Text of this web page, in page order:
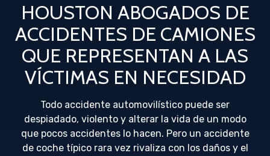
HOUSTON ABOGADOS DE
ACCIDENTES DE CAMIONES
QUE REPRESENTAN A LAS
VÍCTIMAS EN NECESIDAD
Todo accidente automovilístico puede ser
despiadado, violento y alterar la vida de un modo
que pocos accidentes lo hacen. Pero un accidente
de coche típico rara vez rivaliza con los daños y el